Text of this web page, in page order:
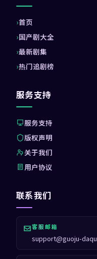
首页
国产剧大全
最新剧集
热门追剧榜
服务支持
服务支持
版权声明
关于我们
用户协议
联系我们
客服邮箱
support@guoju-